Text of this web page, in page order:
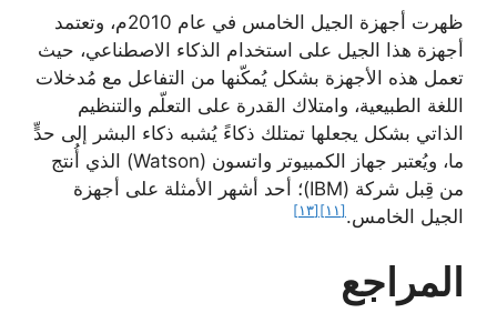
ظهرت أجهزة الجيل الخامس في عام 2010م، وتعتمد
أجهزة هذا الجيل على استخدام الذكاء الاصطناعي، حيث
تعمل هذه الأجهزة بشكل يُمكّنها من التفاعل مع مُدخلات
اللغة الطبيعية، وامتلاك القدرة على التعلّم والتنظيم
الذاتي بشكل يجعلها تمتلك ذكاءً يُشبه ذكاء البشر إلى حدٍّ
ما، ويُعتبر جهاز الكمبيوتر واتسون (Watson) الذي أُنتج
من قِبل شركة (IBM)؛ أحد أشهر الأمثلة على أجهزة
الجيل الخامس. [١١] [١٣]
المراجع